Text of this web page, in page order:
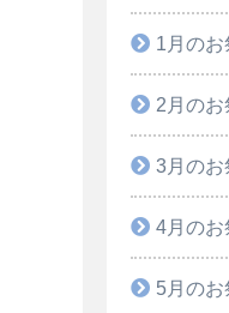
1月のお
2月のお
3月のお
4月のお
5月のお